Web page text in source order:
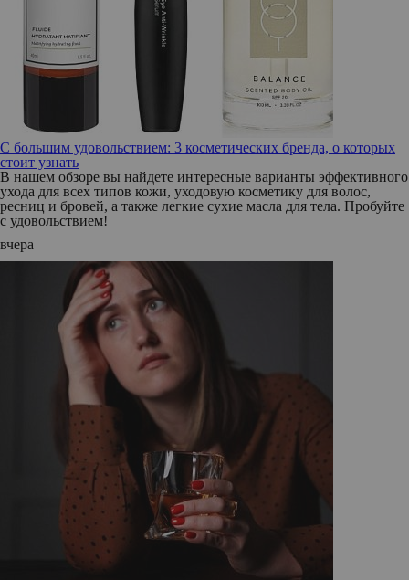
С большим удовольствием: 3 косметических бренда, о которых
стоит узнать
В нашем обзоре вы найдете интересные варианты эффективного
ухода для всех типов кожи, уходовую косметику для волос,
ресниц и бровей, а также легкие сухие масла для тела. Пробуйте
с удовольствием!
вчера